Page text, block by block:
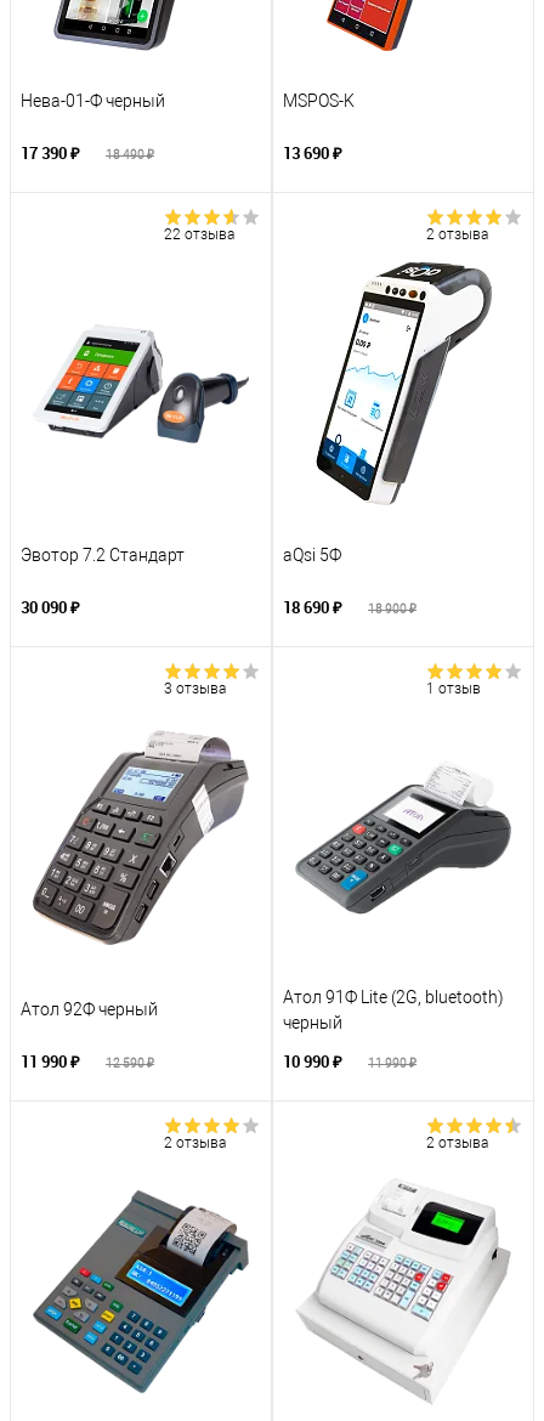
Нева-01-Ф черный
17 390 ₽ 18 490 ₽
MSPOS-K
13 690 ₽
22 отзыва
Эвотор 7.2 Стандарт
30 090 ₽
2 отзыва
aQsi 5Ф
18 690 ₽ 18 900 ₽
3 отзыва
Атол 92Ф черный
11 990 ₽ 12 590 ₽
1 отзыв
Атол 91Ф Lite (2G, bluetooth)
черный
10 990 ₽ 11 990 ₽
2 отзыва 2 отзыва